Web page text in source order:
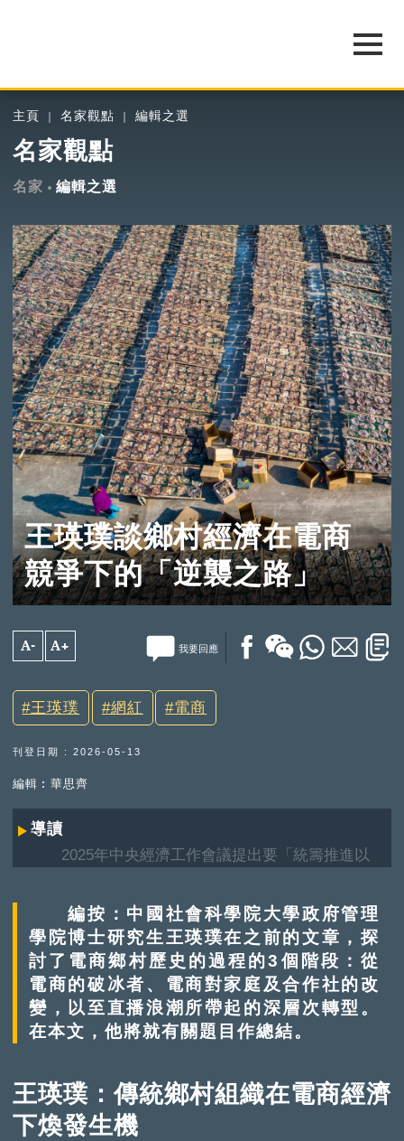
主頁 名家觀點 編輯之選
名家觀點
名家 編輯之選
王瑛璞談鄉村經濟在電商
競爭下的「逆襲之路」
A- A+ 我要回應
王瑛璞 網紅 電商
刊登日期 : 2026-05-13
編輯︰華思齊
導讀
2025年中央經濟工作會議提出要「統籌推進以
璞認為，電子商貿或許是鄉村振興的其中一條可持
續路徑；他並引用過去十數載電商重塑鄉村歷史的
過程，將其歸納為3大階段。
編按：中國社會科學院大學政府管理
學院博士研究生王瑛璞在之前的文章，探
討了電商鄉村歷史的過程的3個階段：從
電商的破冰者、電商對家庭及合作社的改
變，以至直播浪潮所帶起的深層次轉型。
在本文，他將就有關題目作總結。
王瑛璞：傳統鄉村組織在電商經濟
下煥發生機